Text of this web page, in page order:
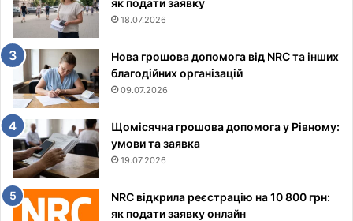
як подати заявку
18.07.2026
Нова грошова допомога від NRC та інших
благодійних організацій
09.07.2026
Щомісячна грошова допомога у Рівному:
умови та заявка
19.07.2026
NRC відкрила реєстрацію на 10 800 грн:
як подати заявку онлайн